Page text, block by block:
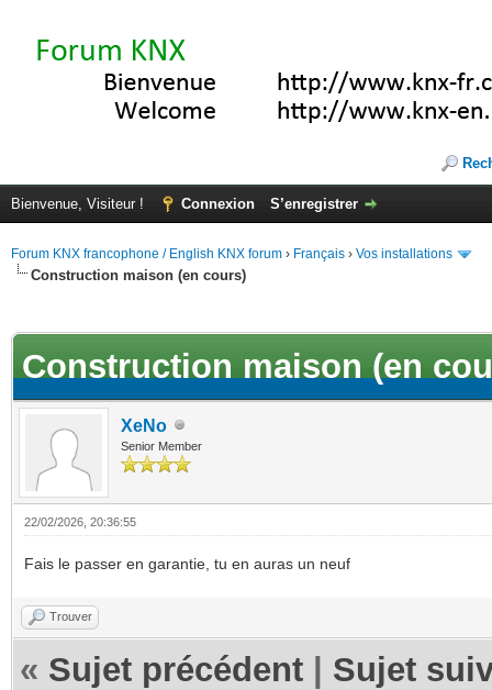
Bienvenue, Visiteur ! Connexion S’enregistrer
Forum KNX francophone / English KNX forum › Français › Vos installations
Construction maison (en cours)
Construction maison (en
XeNo
Senior Member
22/02/2026, 20:36:55
Fais le passer en garantie, tu en auras un neuf
Trouver
« Sujet précédent Sujet